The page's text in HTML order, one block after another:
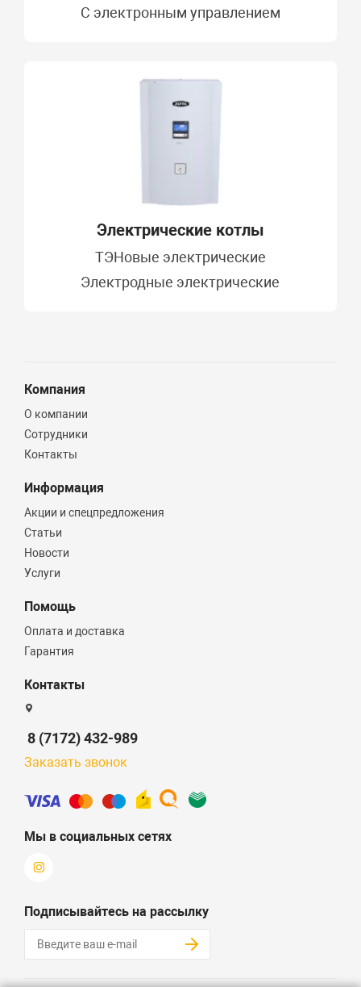
С электронным управлением
Электрические котлы
ТЭНовые электрические
Электродные электрические
Компания
О компании
Сотрудники
Контакты
Информация
Акции и спецпредложения
Статьи
Новости
Услуги
Помощь
Оплата и доставка
Гарантия
Контакты
8 (7172) 432-989
Заказать звонок
Мы в социальных сетях
Подписывайтесь на рассылку